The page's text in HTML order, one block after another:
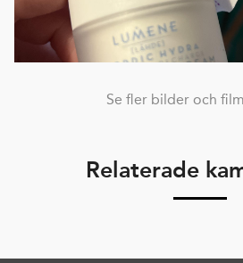
Se fler bilder och
Relaterade